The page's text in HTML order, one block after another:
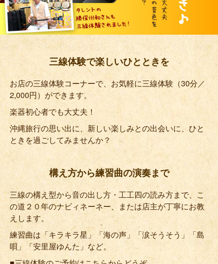
三線体験で楽しいひとときを
お店の三線体験コーナーで、お気軽に三線体験（30分／
2,000円）ができます。
楽器初心者でも大丈夫！
沖縄旅行の思い出に、新しい楽しみとの出会いに、ひと
ときを過ごしてみませんか？
構え方から練習曲の演奏まで
三線の構え型から音の出し方・工工四の読み方まで、こ
の道２０年のナビィネーネー、または店主が丁寧にお教
えします。
練習曲は「キラキラ星」「海の声」「涙そうそう」「島
唄」「安里屋ゆんた」など。